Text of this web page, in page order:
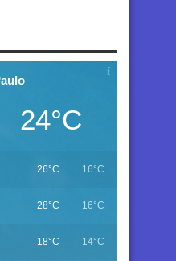
24°C
26°C 16°C
28°C 16°C
18°C 14°C